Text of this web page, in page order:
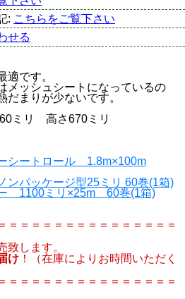
: こちらをご覧下さい
せる
適です。
メッシュシートになっているの
だまりが少ないです。
ミリ 高さ670ミリ
シートロール 1.8m×100m
パッケージ型25ミリ 60巻(1箱)
1100ミリ×25m 60巻(1箱)
＝＝＝＝＝＝＝＝＝＝＝＝＝＝＝
致します。
け ！（在庫によりお時間いただく
＝＝＝＝＝＝＝＝＝＝＝＝＝＝＝